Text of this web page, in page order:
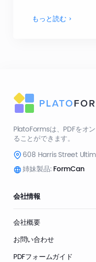
もっと読む
PlatoFormsは、PDFをオ
ることができます。
608 Harris Street
姉妹製品: FormCan
会社情報
会社概要
お問い合わせ
PDFフォームガイド